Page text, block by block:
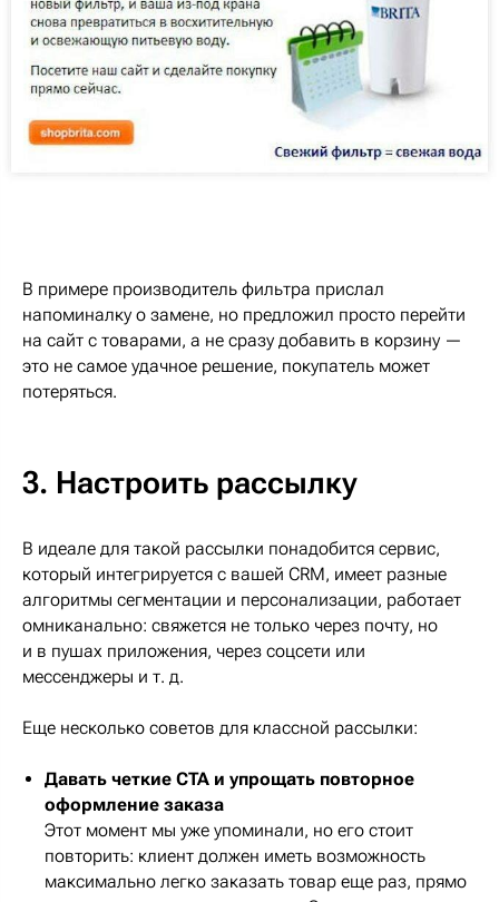
В примере производитель фильтра прислал
напоминалку о замене, но предложил просто перейти
на сайт с товарами, а не сразу добавить в корзину —
это не самое удачное решение, покупатель может
потеряться.
3. Настроить рассылку
В идеале для такой рассылки понадобится сервис,
который интегрируется с вашей CRM, имеет разные
алгоритмы сегментации и персонализации, работает
омниканально: свяжется не только через почту, но
и в пушах приложения, через соцсети или
мессенджеры и т. д.
Еще несколько советов для классной рассылки:
Давать четкие CTA и упрощать повторное
оформление заказа
Этот момент мы уже упоминали, но его стоит
повторить: клиент должен иметь возможность
максимально легко заказать товар еще раз, прямо